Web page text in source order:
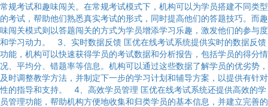
常规考试和趣味闯关。在常规考试模式下，机构可以为学员搭建不同类型
的考试，帮助他们熟悉真实考试的形式，同时提高他们的答题技巧。而趣
味闯关模式则以答题闯关的方式为学员增添学习乐趣，激发他们的参与度
和学习动力。 3、实时数据反馈 匡优在线考试系统提供实时的数据反馈
功能，机构可以快速获得学员的考试数据和分析报告，包括学员的得分情
况、平均分、错题率等信息。机构可以通过这些数据了解学员的优劣势，
及时调整教学方法，并制定下一步的学习计划和辅导方案，以提供有针对
性的指导和支持。 4、高效学员管理 匡优在线考试系统还提供高效的学
员管理功能，帮助机构方便地收集和归类学员的基本信息，并建立完善的